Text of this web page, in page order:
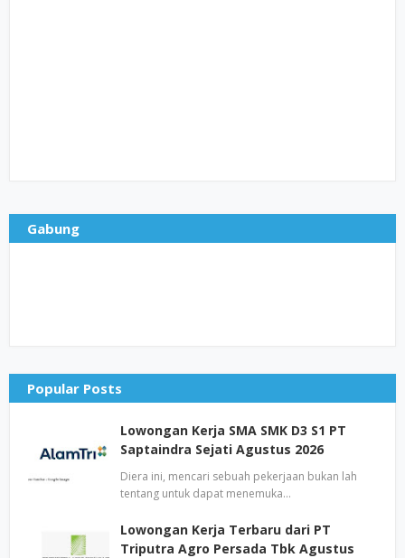
Gabung
Popular Posts
Lowongan Kerja SMA SMK D3 S1 PT
Saptaindra Sejati Agustus 2026
Diera ini, mencari sebuah pekerjaan bukan lah
tentang untuk dapat menemuka…
Lowongan Kerja Terbaru dari PT
Triputra Agro Persada Tbk Agustus